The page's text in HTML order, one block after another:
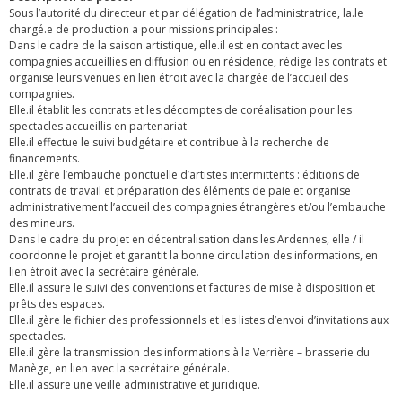
Sous l’autorité du directeur et par délégation de l’administratrice, la.le
chargé.e de production a pour missions principales :
Dans le cadre de la saison artistique, elle.il est en contact avec les
compagnies accueillies en diffusion ou en résidence, rédige les contrats et
organise leurs venues en lien étroit avec la chargée de l’accueil des
compagnies.
Elle.il établit les contrats et les décomptes de coréalisation pour les
spectacles accueillis en partenariat
Elle.il effectue le suivi budgétaire et contribue à la recherche de
financements.
Elle.il gère l’embauche ponctuelle d’artistes intermittents : éditions de
contrats de travail et préparation des éléments de paie et organise
administrativement l’accueil des compagnies étrangères et/ou l’embauche
des mineurs.
Dans le cadre du projet en décentralisation dans les Ardennes, elle / il
coordonne le projet et garantit la bonne circulation des informations, en
lien étroit avec la secrétaire générale.
Elle.il assure le suivi des conventions et factures de mise à disposition et
prêts des espaces.
Elle.il gère le fichier des professionnels et les listes d’envoi d’invitations aux
spectacles.
Elle.il gère la transmission des informations à la Verrière – brasserie du
Manège, en lien avec la secrétaire générale.
Elle.il assure une veille administrative et juridique.